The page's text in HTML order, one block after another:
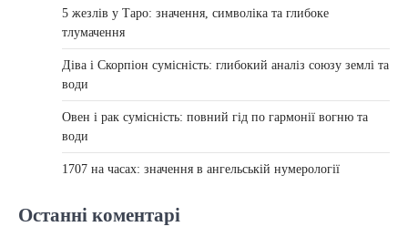
5 жезлів у Таро: значення, символіка та глибоке
тлумачення
Діва і Скорпіон сумісність: глибокий аналіз союзу землі та
води
Овен і рак сумісність: повний гід по гармонії вогню та
води
1707 на часах: значення в ангельській нумерології
Останні коментарі